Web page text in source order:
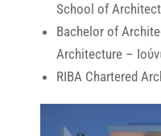
School of
Bachelor of
Architecture –
RIBA Chartered